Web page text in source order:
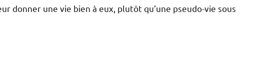
donner une vie bien à eux, plutôt qu’une pseudo-vie sous